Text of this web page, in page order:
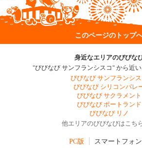
このページのトップ
身近なエリアのびびな
"びびなび サンフランシスコ" から近
びびなび サンフランシス
びびなび シリコンバレ
びびなび サクラメント
びびなび ポートランド
びびなび リノ
他エリアのびびなびはこち
PC版 スマートフォ